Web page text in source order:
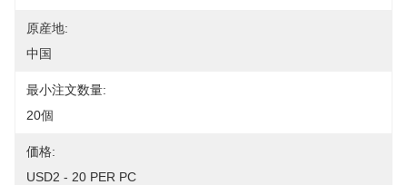
原産地:
中国
最小注文数量:
20個
価格:
USD2 - 20 PER PC